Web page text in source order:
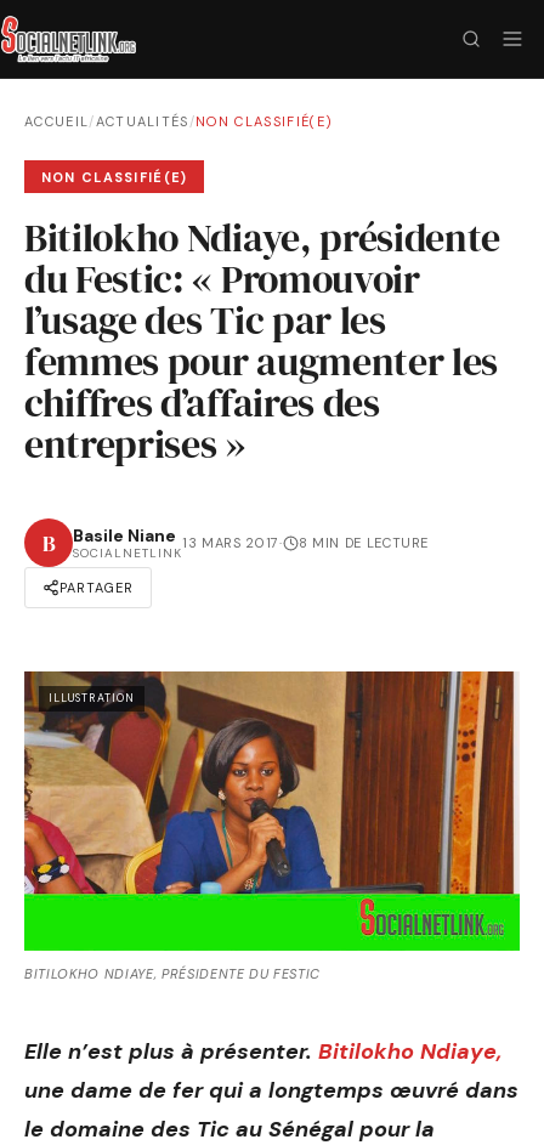
ACCUEIL/ACTUALITÉS /NON CLASSIFIÉ(E)
NON CLASSIFIÉ(E)
Bitilokho Ndiaye, présidente
du Festic: « Promouvoir
l’usage des Tic par les
femmes pour augmenter les
chiffres d’affaires des
entreprises »
B Basile Niane
SOCIALNETLINK
13 MARS 2017· 8 MIN DE LECTURE
PARTAGER
ILLUSTRATION
BITILOKHO NDIAYE, PRÉSIDENTE DU FESTIC
Elle n’est plus à présenter. Bitilokho Ndiaye,
une dame de fer qui a longtemps œuvré dans
le domaine des Tic au Sénégal pour la